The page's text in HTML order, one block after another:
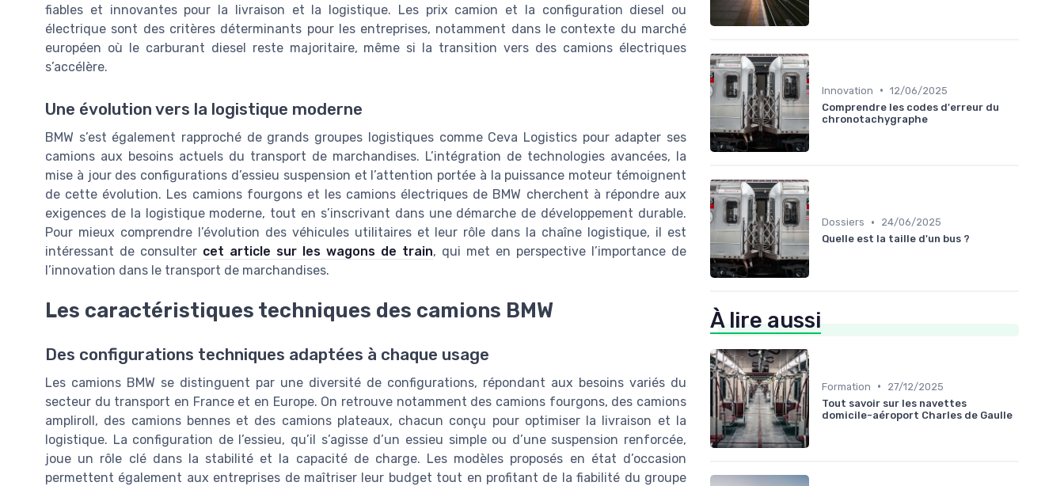
fiables et innovantes pour la livraison et la logistique. Les prix camion et la configuration diesel ou
électrique sont des critères déterminants pour les entreprises, notamment dans le contexte du marché
européen où le carburant diesel reste majoritaire, même si la transition vers des camions électriques
s’accélère.
Une évolution vers la logistique moderne
BMW s’est également rapproché de grands groupes logistiques comme Ceva Logistics pour adapter ses
camions aux besoins actuels du transport de marchandises. L’intégration de technologies avancées, la
mise à jour des configurations d’essieu suspension et l’attention portée à la puissance moteur témoignent
de cette évolution. Les camions fourgons et les camions électriques de BMW cherchent à répondre aux
exigences de la logistique moderne, tout en s’inscrivant dans une démarche de développement durable.
Pour mieux comprendre l’évolution des véhicules utilitaires et leur rôle dans la chaîne logistique, il est
intéressant de consulter cet article sur les wagons de train, qui met en perspective l’importance de
l’innovation dans le transport de marchandises.
Les caractéristiques techniques des camions BMW
Des configurations techniques adaptées à chaque usage
Les camions BMW se distinguent par une diversité de configurations, répondant aux besoins variés du
secteur du transport en France et en Europe. On retrouve notamment des camions fourgons, des camions
ampliroll, des camions bennes et des camions plateaux, chacun conçu pour optimiser la livraison et la
logistique. La configuration de l’essieu, qu’il s’agisse d’un essieu simple ou d’une suspension renforcée,
joue un rôle clé dans la stabilité et la capacité de charge. Les modèles proposés en état d’occasion
permettent également aux entreprises de maîtriser leur budget tout en profitant de la fiabilité du groupe
Innovation • 12/06/2025
Comprendre les codes d'erreur du
chronotachygraphe
Dossiers •
24/06/2025
Quelle est la taille d'un bus ?
À lire aussi
Formation •
27/12/2025
Tout savoir sur les navettes
domicile-aéroport Charles de Gaulle